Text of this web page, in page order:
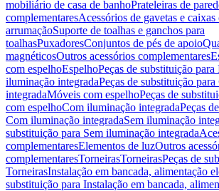
mobiliário de casa de banhoPrateleiras de
complementaresAcessórios de gavetas e caixas
arrumaçãoSuporte de toalhas e ganchos para
toalhasPuxadoresConjuntos de pés de apoio
magnéticosOutros acessórios complementares
com espelhoEspelhoPeças de substituição para
iluminação integradaPeças de substituição
integradaMóveis com espelhoPeças de
com espelhoCom iluminação integradaPeças
Com iluminação integradaSem iluminação
substituição para Sem iluminação integrada
complementaresElementos de luzOutros
complementaresTorneirasTorneirasPeças de
TorneirasInstalação em bancada, alimentação
substituição para Instalação em bancada,